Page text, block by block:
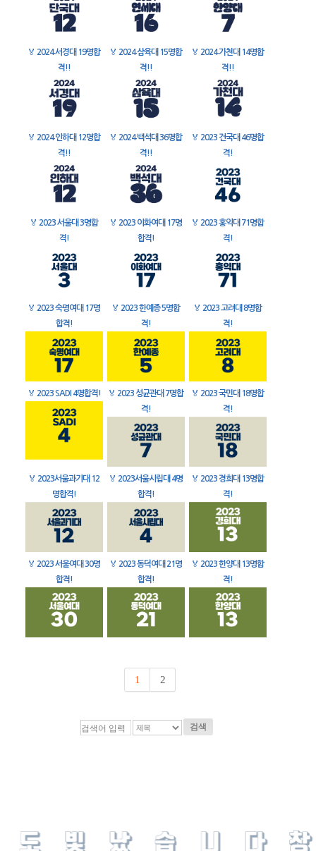
🏅 2024 서경대 19명합
격!!
🏅 2024 삼육대 15명합
격!!
🏅 2024 가천대 14명합
격!!
🏅 2024 인하대 12명합
격!!
🏅 2024 백석대 36명합
격!!
🏅 2023 건국대 46명합
격!
🏅 2023 서울대 3명합
격!
🏅 2023 이화여대 17명
합격!
🏅 2023 홍익대 71명합
격!
🏅 2023 숙명여대 17명
합격!
🏅 2023 한예종 5명합
격!
🏅 2023 고려대 8명합
격!
🏅 2023 SADI 4명합격! 🏅 2023 성균관대 7명합
격!
🏅 2023 국민대 18명합
격!
🏅 2023서울과기대 12
명합격!
🏅 2023서울시립대 4명
합격!
🏅 2023 경희대 13명합
격!
🏅 2023 서울여대 30명
합격!
🏅 2023 동덕여대 21명
합격!
🏅 2023 한양대 13명합
격!
1 2
검색